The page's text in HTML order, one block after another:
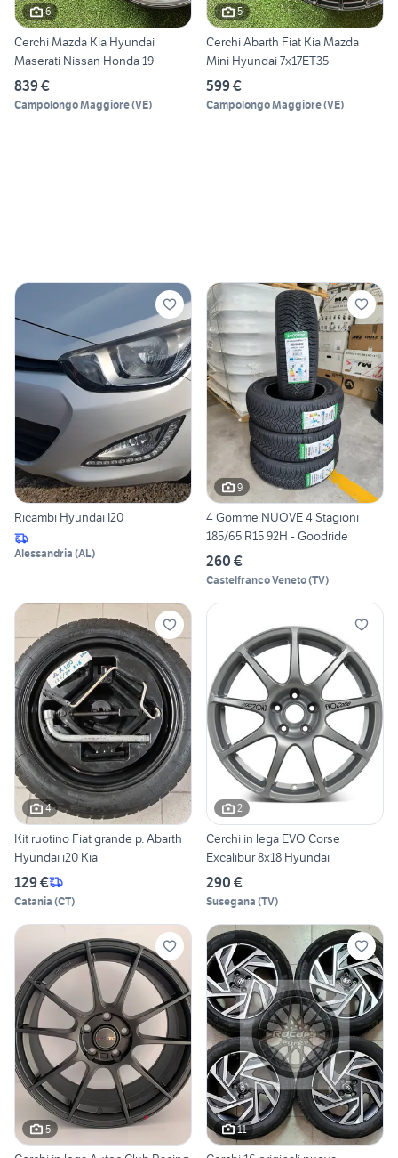
6
Cerchi Mazda Kia Hyundai
Maserati Nissan Honda 19
839 €
Campolongo Maggiore(VE)
5
Cerchi Abarth Fiat Kia Mazda
Mini Hyundai 7x17ET35
599 €
Campolongo Maggiore(VE)
Ricambi Hyundai I20
Alessandria (AL)
9
4 Gomme NUOVE 4 Stagioni
185/65 R15 92H - Goodride
260 €
Castelfranco Veneto(TV)
4
Kit ruotino Fiat grande p. Abarth
Hyundai i20 Kia
129 €
Catania (CT)
2
Cerchi in lega EVO Corse
Excalibur 8x18 Hyundai
290 €
Susegana (TV)
5 11